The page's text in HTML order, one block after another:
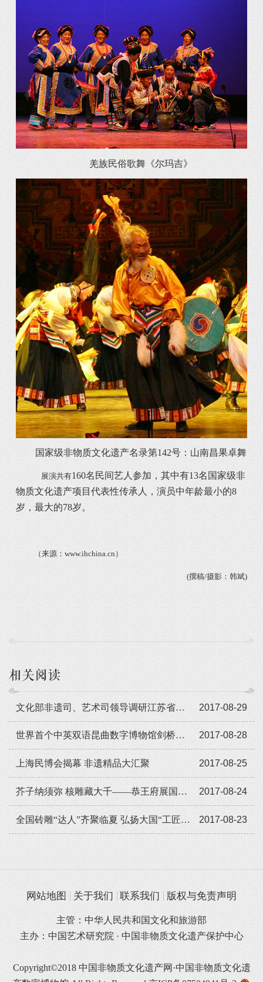
羌族民俗歌舞《尔玛吉》
国家级非物质文化遗产名录第142号：山南昌果卓舞
展演共有160名民间艺人参加，其中有13名国家级非
物质文化遗产项目代表性传承人，演员中年龄最小的8
岁，最大的78岁。
（来源： www.ihchina.cn ）
(撰稿/摄影：韩斌)
相关阅读
2017-08-29
文化部非遗司、艺术司领导调研江苏省戏剧学校
2017-08-28
世界首个中英双语昆曲数字博物馆剑桥大学开通
2017-08-25
上海民博会揭幕 非遗精品大汇聚
2017-08-24
芥子纳须弥 核雕藏大千——恭王府展国家级非遗传统核雕精品
2017-08-23
全国砖雕“达人”齐聚临夏 弘扬大国“工匠”精神
网站地图 关于我们 联系我们 版权与免责声明
主管：中华人民共和国文化和旅游部
主办：中国艺术研究院 · 中国非物质文化遗产保护中心
Copyright©2018 中国非物质文化遗产网·中国非物质文化遗